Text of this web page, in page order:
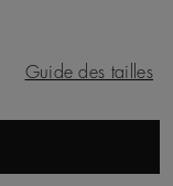
Guide des tailles